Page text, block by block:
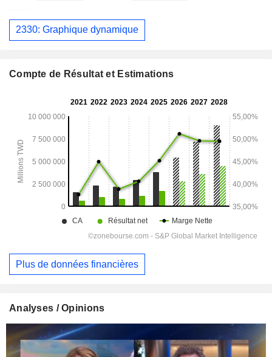
2330: Graphique dynamique
Compte de Résultat et Estimations
Plus de données financières
Analyses / Opinions